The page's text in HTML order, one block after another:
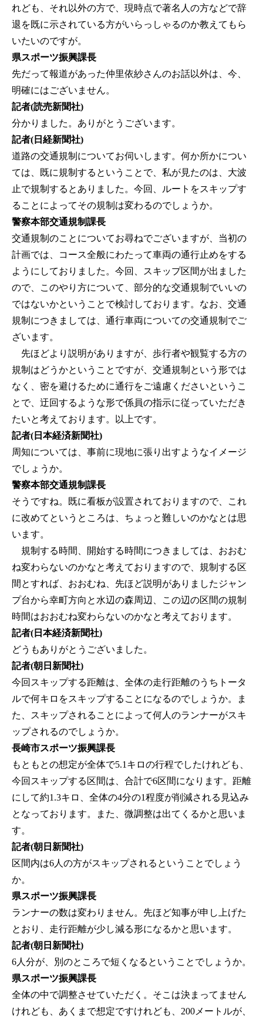
れども、それ以外の方で、現時点で著名人の方などで辞
退を既に示されている方がいらっしゃるのか教えてもら
いたいのですが。
県スポーツ振興課長
先だって報道があった仲里依紗さんのお話以外は、今、
明確にはございません。
記者(読売新聞社)
分かりました。ありがとうございます。
記者(日経新聞社)
道路の交通規制についてお伺いします。何か所かについ
ては、既に規制するということで、私が見たのは、大波
止で規制するとありました。今回、ルートをスキップす
ることによってその規制は変わるのでしょうか。
警察本部交通規制課長
交通規制のことについてお尋ねでございますが、当初の
計画では、コース全般にわたって車両の通行止めをする
ようにしておりました。今回、スキップ区間が出ました
ので、このやり方について、部分的な交通規制でいいの
ではないかということで検討しております。なお、交通
規制につきましては、通行車両についての交通規制でご
ざいます。
先ほどより説明がありますが、歩行者や観覧する方の
規制はどうかということですが、交通規制という形では
なく、密を避けるために通行をご遠慮くださいというこ
とで、迂回するような形で係員の指示に従っていただき
たいと考えております。以上です。
記者(日本経済新聞社)
周知については、事前に現地に張り出すようなイメージ
でしょうか。
警察本部交通規制課長
そうですね。既に看板が設置されておりますので、これ
に改めてというところは、ちょっと難しいのかなとは思
います。
規制する時間、開始する時間につきましては、おおむ
ね変わらないのかなと考えておりますので、規制する区
間とすれば、おおむね、先ほど説明がありましたジャン
プ台から幸町方向と水辺の森周辺、この辺の区間の規制
時間はおおむね変わらないのかなと考えております。
記者(日本経済新聞社)
どうもありがとうございました。
記者(朝日新聞社)
今回スキップする距離は、全体の走行距離のうちトータ
ルで何キロをスキップすることになるのでしょうか。ま
た、スキップされることによって何人のランナーがスキ
ップされるのでしょうか。
長崎市スポーツ振興課長
もともとの想定が全体で5.1キロの行程でしたけれども、
今回スキップする区間は、合計で6区間になります。距離
にして約1.3キロ、全体の4分の1程度が削減される見込み
となっております。また、微調整は出てくるかと思いま
す。
記者(朝日新聞社)
区間内は6人の方がスキップされるということでしょう
か。
県スポーツ振興課長
ランナーの数は変わりません。先ほど知事が申し上げた
とおり、走行距離が少し減る形になるかと思います。
記者(朝日新聞社)
6人分が、別のところで短くなるということでしょうか。
県スポーツ振興課長
全体の中で調整させていただく。そこは決まってません
けれども、あくまで想定ですけれども、200メートルが、